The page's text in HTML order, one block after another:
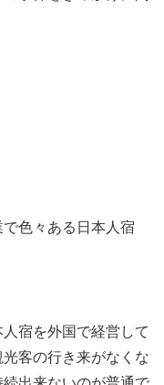
色々ある日本人宿
宿を外国で経営して
客の行き来がなくな